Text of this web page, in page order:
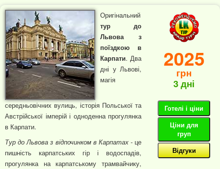
Оригінальний
тур до
Львова з
поїздкою в
Карпати. Два
дні у Львові,
магія
середньовічних вулиць, історія Польської та
Австрійської імперій і одноденна прогулянка
в Карпати.
Тур до Львова з відпочинком в Карпатах- це
пишність карпатських гір і водоспадів,
прогулянка на карпатському трамвайчику,
2025
грн
3 дні
Готелі і ціни
Ціни для
груп
Відгуки